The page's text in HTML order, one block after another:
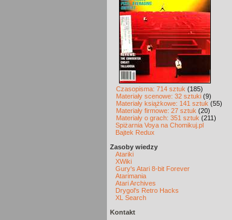
Czasopisma: 714 sztuk (185)
Materiały scenowe: 32 sztuki (9)
Materiały książkowe: 141 sztuk (55)
Materiały firmowe: 27 sztuk (20)
Materiały o grach: 351 sztuk (211)
Spiżarnia Voya na Chomikuj.pl
Bajtek Redux
Zasoby wiedzy
Atariki
XWiki
Gury's Atari 8-bit Forever
Atarimania
Atari Archives
Drygol's Retro Hacks
XL Search
Kontakt